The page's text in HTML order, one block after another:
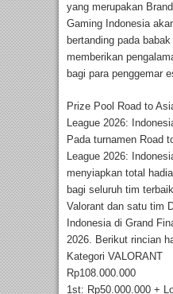
yang merupakan
Gaming Indonesia
bertanding pada
memberikan
bagi para penggemar
Prize Pool Road to
League 2026:
Pada turnamen Road
League 2026:
menyiapkan total
bagi seluruh tim
Valorant dan satu tim
Indonesia di Grand
2026. Berikut rincian
Kategori VALORANT
Rp108.000.000
1st: Rp50.000.000 +